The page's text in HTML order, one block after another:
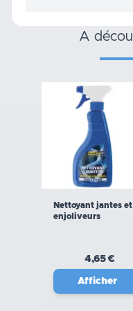
a
Nettoyant jantes et
enjoliveurs
4,65 €
Afficher